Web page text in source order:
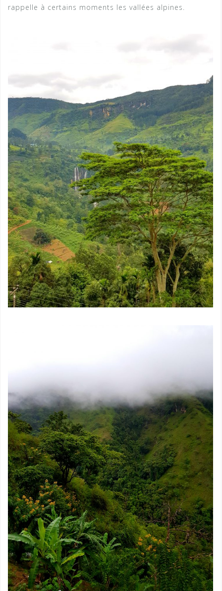
rappelle à certains moments les vallées alpines.